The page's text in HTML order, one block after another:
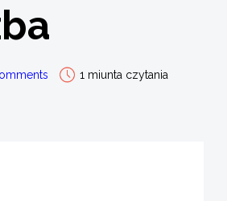
1 miunta czytania